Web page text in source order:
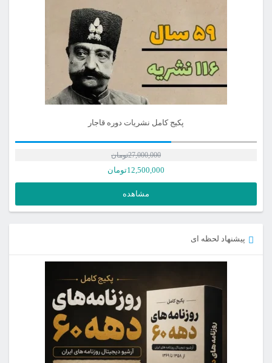
پکیج کامل نشریات دوره قاجار
27,000,000تومان
12,500,000تومان
مشاهده
پیشنهاد لحظه ای